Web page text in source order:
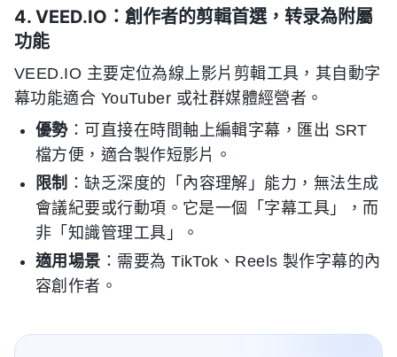
4. VEED.IO：創作者的剪輯首選，转录為附屬
功能
VEED.IO 主要定位為線上影片剪輯工具，其自動字
幕功能適合 YouTuber 或社群媒體經營者。
優勢：可直接在時間軸上編輯字幕，匯出 SRT
檔方便，適合製作短影片。
限制 ：缺乏深度的「內容理解」能力，無法生成
會議紀要或行動項。它是一個「字幕工具」，而
非「知識管理工具」。
適用場景 ：需要為 TikTok、Reels 製作字幕的內
容創作者。